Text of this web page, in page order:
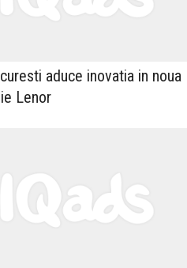
aduce inovatia in noua
Lenor